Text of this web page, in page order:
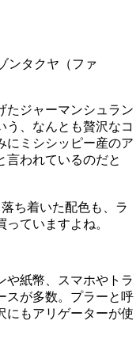
ンタクヤ（ファ
たジャーマンシュラン
う、なんとも贅沢なコ
にミシシッピー産のア
言われているのだと
ち着いた配色も、ラ
ていますよね。
や紙幣、スマホやトラ
スが多数。プラーと呼
にもアリゲーターが使